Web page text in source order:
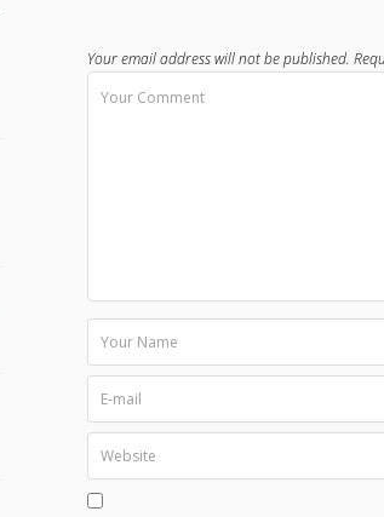
Your email address will not be published.